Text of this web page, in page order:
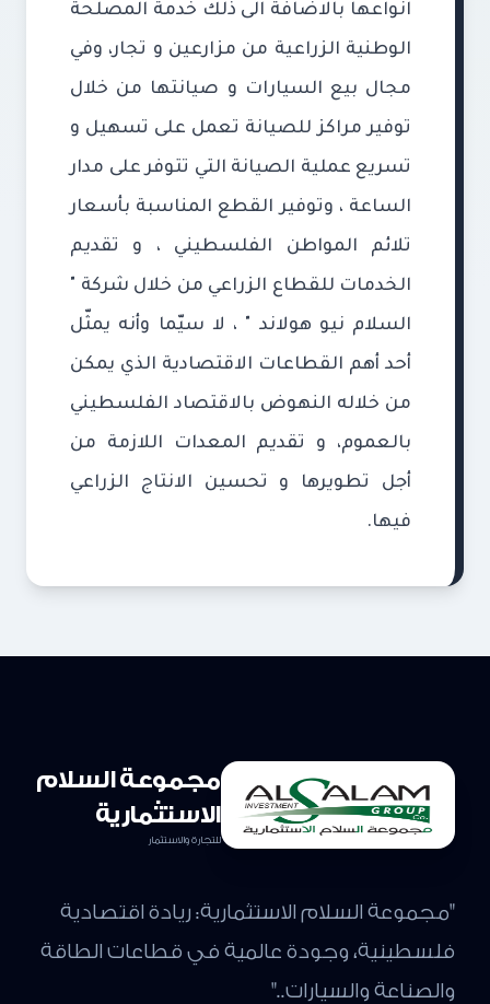
انواعها بالاضافة الى ذلك خدمة المصلحة
الوطنية الزراعية من مزارعين و تجار، وفي
مجال بيع السيارات و صيانتها من خلال
توفير مراكز للصيانة تعمل على تسهيل و
تسريع عملية الصيانة التي تتوفر على مدار
الساعة ، وتوفير القطع المناسبة بأسعار
تلائم المواطن الفلسطيني ، و تقديم
الخدمات للقطاع الزراعي من خلال شركة "
السلام نيو هولاند " ، لا سيّما وأنه يمثّل
أحد أهم القطاعات الاقتصادية الذي يمكن
من خلاله النهوض بالاقتصاد الفلسطيني
بالعموم، و تقديم المعدات اللازمة من
أجل تطويرها و تحسين الانتاج الزراعي
فيها.
مجموعة السلام
الاستثمارية
للتجارة والاستثمار
"مجموعة السلام الاستثمارية: ريادة اقتصادية
فلسطينية، وجودة عالمية في قطاعات الطاقة
والصناعة والسيارات.."